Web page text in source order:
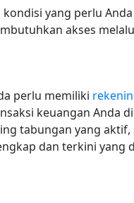
yang perlu
akses
perlu memiliki
keuangan Anda
tabungan yang
dan terkini yang